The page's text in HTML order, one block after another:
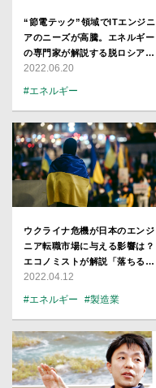
“節電テック”領域でITエンジニ
アのニーズが高騰。エネルギー
の専門家が解説する脱ロシア依
存で注目される新テクノロジー
2022.06.20
#エネルギー
ウクライナ危機が日本のエンジ
ニア転職市場に与える影響は？
エコノミストが解説「落ちる・
伸びる業界」【崔 真淑】
2022.04.12
#エネルギー
#製造業